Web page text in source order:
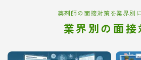
薬剤師の面接対策を業界別
業界別の面接